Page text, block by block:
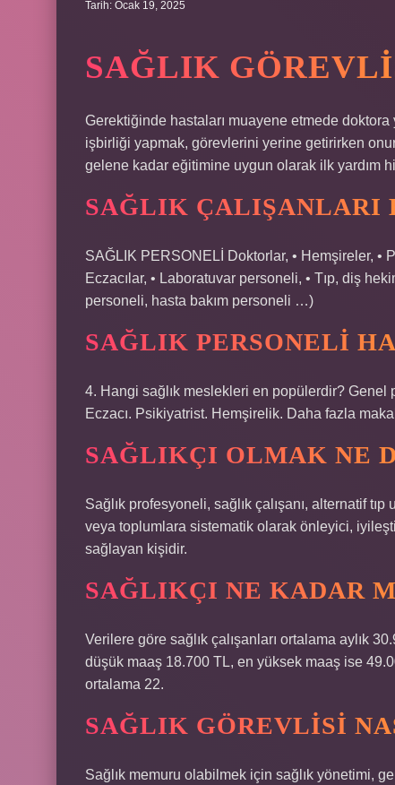
Tarih: Ocak 19, 2025
SAĞLIK
Gerektiğinde hastaları muayene etmede doktora
işbirliği yapmak, görevlerini yerine getirirken
gelene kadar eğitimine uygun olarak ilk yardım
SAĞLIK ÇALIŞANLARI
SAĞLIK PERSONELİ Doktorlar, • Hemşireler, •
Eczacılar, • Laboratuvar personeli, • Tıp, diş
personeli, hasta bakım personeli …)
SAĞLIK PERSONELI
4. Hangi sağlık meslekleri en popülerdir?
Eczacı. Psikiyatrist. Hemşirelik. Daha fazla
SAĞLIKÇI OLMAK NE
Sağlık profesyoneli, sağlık çalışanı, alternatif
veya toplumlara sistematik olarak önleyici,
sağlayan kişidir.
SAĞLIKÇI NE KADAR
Verilere göre sağlık çalışanları ortalama aylık
düşük maaş 18.700 TL, en yüksek maaş ise
ortalama 22.
SAĞLIK GÖREVLISI
Sağlık memuru olabilmek için sağlık yönetimi,